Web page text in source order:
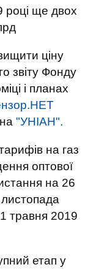
році ще двох
ціну
звіту Фонду
і планах
"УНІАН".
на газ
оптової
на 26
листопада
1 травня 2019
етап у